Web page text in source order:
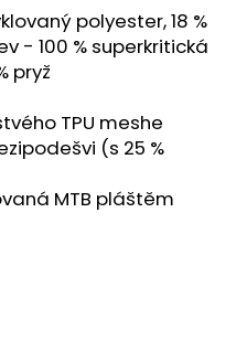
polyester, 18 %
- 100 % superkritická
pryž
TPU meshe
(s 25 %
MTB pláštěm